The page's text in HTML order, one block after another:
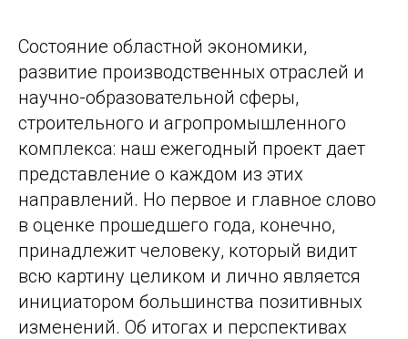
Состояние областной экономики,
развитие производственных отраслей и
научно-образовательной сферы,
строительного и агропромышленного
комплекса: наш ежегодный проект дает
представление о каждом из этих
направлений. Но первое и главное слово
в оценке прошедшего года, конечно,
принадлежит человеку, который видит
всю картину целиком и лично является
инициатором большинства позитивных
изменений. Об итогах и перспективах